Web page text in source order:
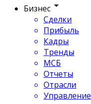
Бизнес
Сделки
Прибыль
Кадры
Тренды
МСБ
Отчеты
Отрасли
Управление